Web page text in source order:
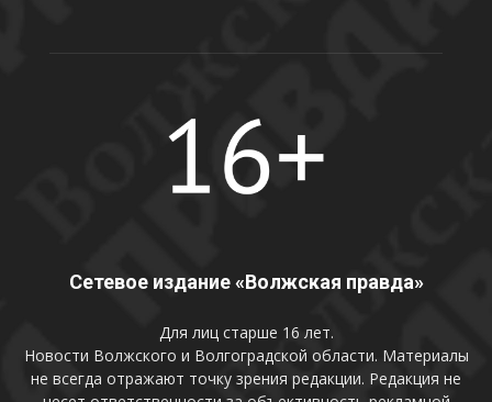
Сетевое издание «Волжская правда»
Для лиц старше 16 лет.
Новости Волжского и Волгоградской области. Материалы
не всегда отражают точку зрения редакции. Редакция не